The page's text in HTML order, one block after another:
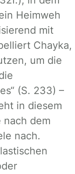
Heimweh
mit
Chayka,
um die
(S. 233) –
in diesem
nach dem
nach.